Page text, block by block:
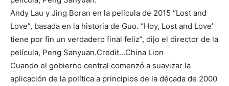
Andy Lau y Jing Boran en la película de 2015 “Lost and
Love”, basada en la historia de Guo. “Hoy, Lost and Love’
tiene por fin un verdadero final feliz”, dijo el director de la
película, Peng Sanyuan.Credit…China Lion
Cuando el gobierno central comenzó a suavizar la
aplicación de la política a principios de la década de 2000